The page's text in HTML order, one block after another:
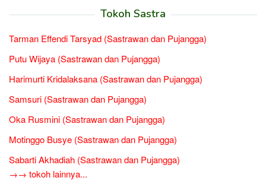
Tokoh Sastra
Tarman Effendi Tarsyad (Sastrawan dan Pujangga)
Putu Wijaya (Sastrawan dan Pujangga)
Harimurti Kridalaksana (Sastrawan dan Pujangga)
Samsuri (Sastrawan dan Pujangga)
Oka Rusmini (Sastrawan dan Pujangga)
Motinggo Busye (Sastrawan dan Pujangga)
Sabarti Akhadiah (Sastrawan dan Pujangga)
→→ tokoh lainnya...